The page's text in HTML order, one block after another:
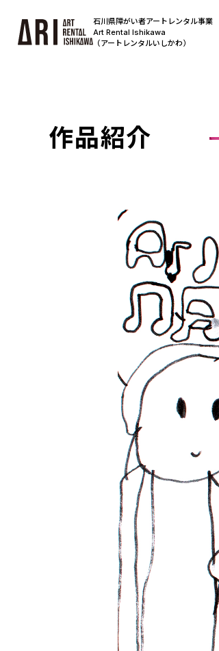
石川県障がい者アートレンタル事業
Art Rental Ishikawa
（アートレンタルいしかわ）
作品紹介